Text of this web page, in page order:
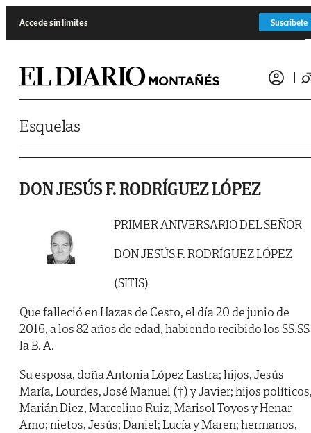
Accede sin límites Suscríbete
Esquelas
DON JESÚS F. RODRÍGUEZ LÓPEZ
PRIMER ANIVERSARIO DEL SEÑOR
DON JESÚS F. RODRÍGUEZ LÓPEZ
(SITIS)
Que falleció en Hazas de Cesto, el día 20 de junio de
2016, a los 82 años de edad, habiendo recibido los
la B. A.
Su esposa, doña Antonia López Lastra; hijos, Jesús
María, Lourdes, José Manuel (†) y Javier; hijos
Marián Diez, Marcelino Ruiz, Marisol Toyos y Henar
Amo; nietos, Jesús; Daniel; Lucía y Maren; hermanos,